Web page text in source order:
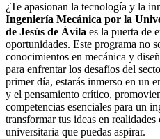
¿Te apasionan la tecnología y la
Ingeniería Mecánica por la
de Jesús de Ávila es la puerta de
oportunidades. Este programa no
conocimientos en mecánica y
para enfrentar los desafíos del
primer día, estarás inmerso en un
y el pensamiento crítico,
competencias esenciales para un
transformar tus ideas en
universitaria que puedas aspirar.